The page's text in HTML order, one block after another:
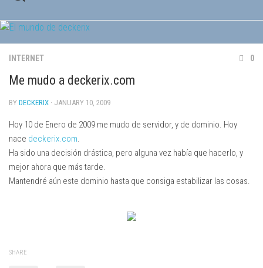
to
content
INTERNET 0
Me mudo a deckerix.com
BY DECKERIX · JANUARY 10, 2009
Hoy 10 de Enero de 2009 me mudo de servidor, y de dominio. Hoy
nace deckerix.com.
Ha sido una decisión drástica, pero alguna vez había que hacerlo, y
mejor ahora que más tarde.
Mantendré aún este dominio hasta que consiga estabilizar las cosas.
SHARE